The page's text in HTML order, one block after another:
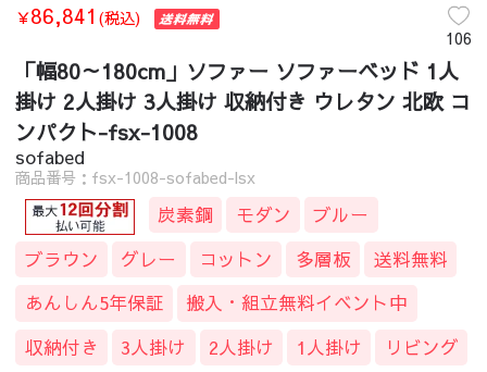
￥86,841 (税込)
106
「幅80～180cm」ソファー ソファーベッド 1人
掛け 2人掛け 3人掛け 収納付き ウレタン 北欧 コ
ンパクト-fsx-1008
sofabed
商品番号：fsx-1008-sofabed-lsx
炭素鋼 モダン
ブルー
ブラウン
グレー コットン 多層板
送料無料
あんしん5年保証
搬入・組立無料イベント中
収納付き
3人掛け 2人掛け 1人掛け
リビング